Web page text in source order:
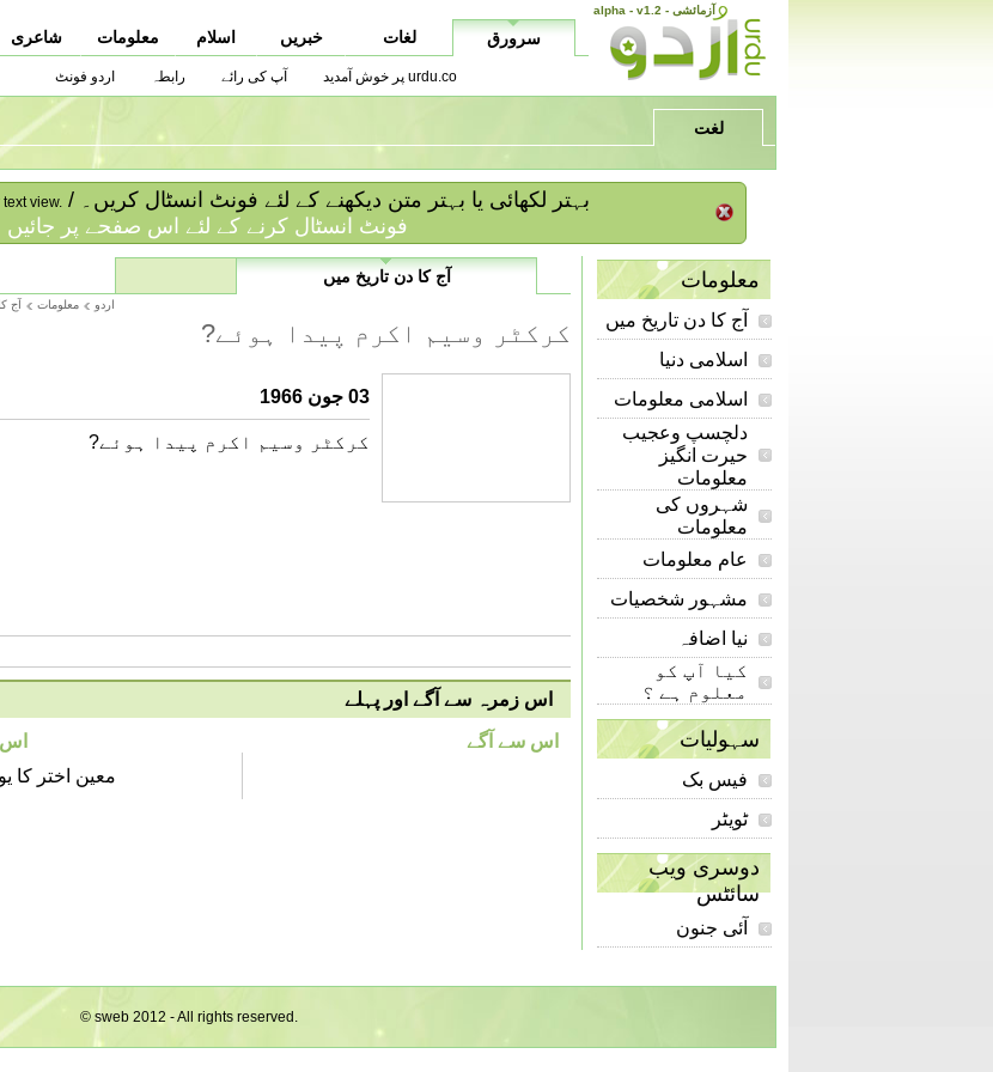
alpha - v1.2 - آزمائشی
سرورق لغات خبریں اسلام معلومات شاعری
urdu.co پر خوش آمدید آپ کی رائے رابطہ اردو فونٹ
لغت
view.
/ بہتر لکھائی یا بہتر متن دیکھنے کے لئے فونٹ انسٹال کریں۔
فونٹ انسٹال کرنے کے لئے اس صفحے پر جائیں
معلومات
آج کا دن تاریخ میں
اسلامی دنیا
اسلامی معلومات
دلچسپ وعجیب
حیرت انگیز
معلومات
شہروں کی
معلومات
عام معلومات
مشہور شخصیات
نیا اضافہ
کیا آپ کو
معلوم ہے ؟
سہولیات
فیس بک
ٹویٹر
دوسری ویب
سائٹس
آئی جنون
آج کا دن تاریخ میں
اردو معلومات آج
کرکٹر وسیم اکرم پیدا ہوئے?
03 جون 1966
کرکٹر وسیم اکرم پیدا ہوئے?
اس زمرہ سے آگے اور پہلے
اس سے آگے
معین اختر کا
© sweb 2012 - All rights reserved.